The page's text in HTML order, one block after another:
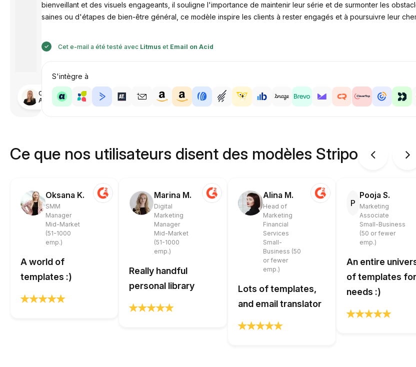
Conçu par
Anastasiia
bienveillant et des visuels engageants, il souligne l'importance de maintenir leur série et de surmonter les
saines ou d'étapes de bien-être général, ce modèle inspire les clients à rester engagés et à poursuivre leur
Cet e-mail a été testé avec Litmus et Email on Acid
S'intègre à
Ce que nos utilisateurs disent des modèles Stripo
Oksana K.
SMM
Manager
Mid-Market
(51-1000
emp.)
A world of
templates :)
Marina M.
Digital
Marketing
Manager
Mid-Market
(51-1000
emp.)
Really handful
personal library
Alina M.
Head of
Marketing
Financial
Services
Small-
Business (50
or fewer
emp.)
Lots of templates,
and email translator
P
Pooja S.
Marketing
Associate
Small-Business
(50 or fewer
emp.)
An entire
of templates
needs :)